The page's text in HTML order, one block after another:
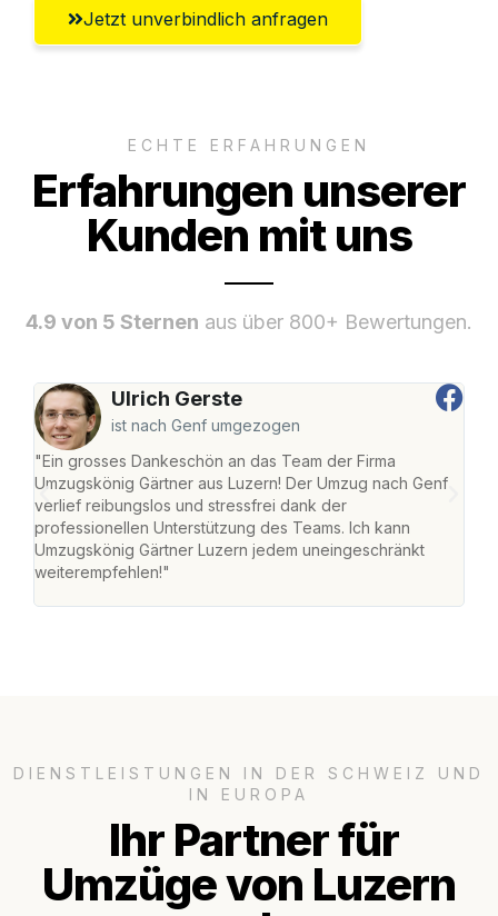
Jetzt unverbindlich anfragen
ECHTE ERFAHRUNGEN
Erfahrungen unserer
Kunden mit uns
4.9 von 5 Sternen aus über 800+ Bewertungen.
Ulrich Gerste
ist nach Genf umgezogen
"Ein grosses Dankeschön an das Team der Firma
Umzugskönig Gärtner aus Luzern! Der Umzug nach Genf
verlief reibungslos und stressfrei dank der
professionellen Unterstützung des Teams. Ich kann
Umzugskönig Gärtner Luzern jedem uneingeschränkt
weiterempfehlen!"
DIENSTLEISTUNGEN IN DER SCHWEIZ UND
IN EUROPA
Ihr Partner für
Umzüge von Luzern